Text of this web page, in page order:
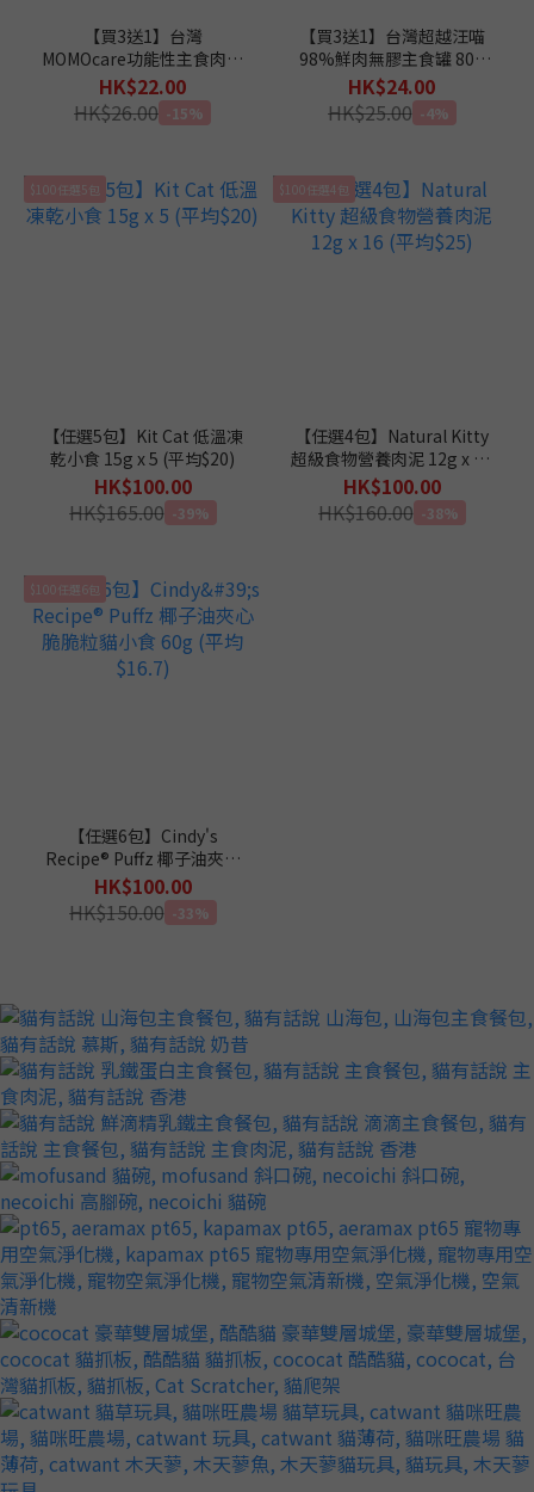
【買3送1】台灣
MOMOcare功能性主食肉泥
15g x 5本
HK$22.00
HK$26.00 -15%
【買3送1】台灣超越汪喵
98%鮮肉無膠主食罐 80g
(平均$18)
HK$24.00
HK$25.00 -4%
$100任選5包
【任選5包】Kit Cat 低溫凍
乾小食 15g x 5 (平均$20)
HK$100.00
HK$165.00 -39%
$100任選4包
【任選4包】Natural Kitty
超級食物營養肉泥 12g x 16
(平均$25)
HK$100.00
HK$160.00 -38%
$100任選6包
【任選6包】Cindy's
Recipe® Puffz 椰子油夾心
脆脆粒貓小食 60g (平均
$16.7)
HK$100.00
HK$150.00 -33%